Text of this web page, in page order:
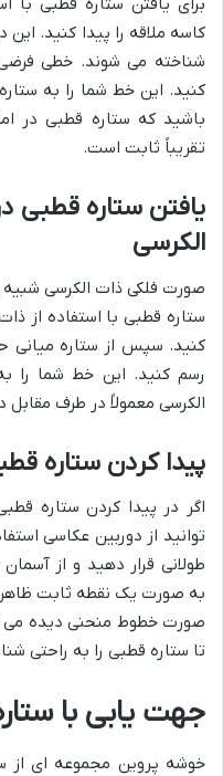
برای یافتن ستاره قطبی با
کاسه ملاقه را پیدا کنید. این
شناخته می شوند. خطی
کنید. این خط شما را به
باشید که ستاره قطبی در
تقریباً ثابت است.
یافتن ستاره قطبی
الکرسی
ستاره قطبی با استفاده از
رسم کنید. این خط شما را
الکرسی معمولاً در طرف مقابل
پیدا کردن ستاره
اگر در پیدا کردن ستاره
توانید از دوربین عکاسی
طولانی قرار دهید و از
به صورت یک نقطه ثابت ظاهر
صورت خطوط منحنی دیده
تا ستاره قطبی را به راحتی
جهت یابی با
خوشه پروین مجموعه ای از